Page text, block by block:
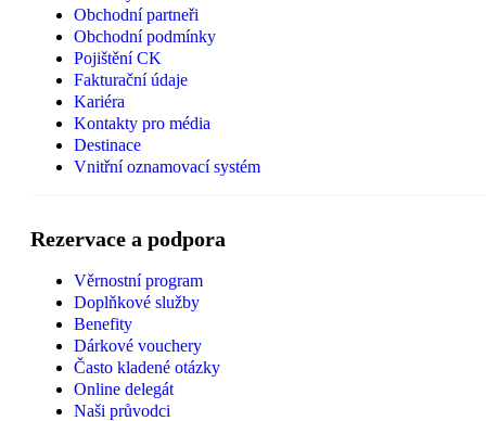
Obchodní partneři
Obchodní podmínky
Pojištění CK
Fakturační údaje
Kariéra
Kontakty pro média
Destinace
Vnitřní oznamovací systém
Rezervace a podpora
Věrnostní program
Doplňkové služby
Benefity
Dárkové vouchery
Často kladené otázky
Online delegát
Naši průvodci